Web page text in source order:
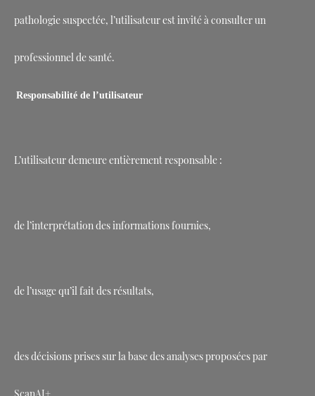
pathologie suspectée, l’utilisateur est invité à consulter un
professionnel de santé.
Responsabilité de l’utilisateur
L’utilisateur demeure entièrement responsable :
de l’interprétation des informations fournies,
de l’usage qu’il fait des résultats,
des décisions prises sur la base des analyses proposées par